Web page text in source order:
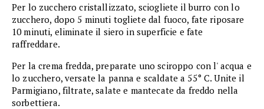
Per lo zucchero cristallizzato, sciogliete il burro con lo
zucchero, dopo 5 minuti togliete dal fuoco, fate riposare
10 minuti, eliminate il siero in superficie e fate
raffreddare.
Per la crema fredda, preparate uno sciroppo con l' acqua e
lo zucchero, versate la panna e scaldate a 55° C. Unite il
Parmigiano, filtrate, salate e mantecate da freddo nella
sorbettiera.